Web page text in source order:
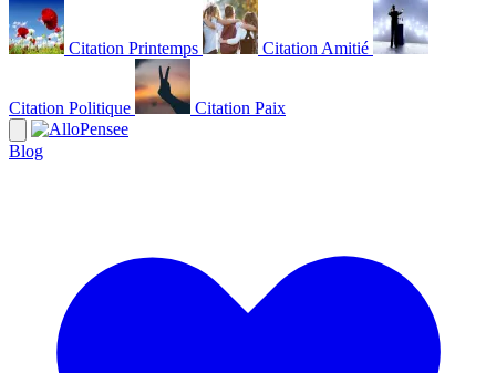
Citation Printemps Citation Amitié
Citation Politique Citation Paix
Blog